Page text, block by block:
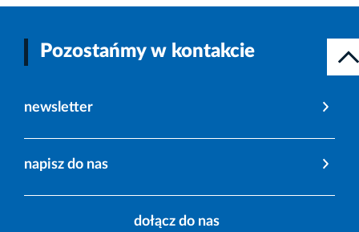
Pozostańmy w kontakcie
newsletter
napisz do nas
dołącz do nas